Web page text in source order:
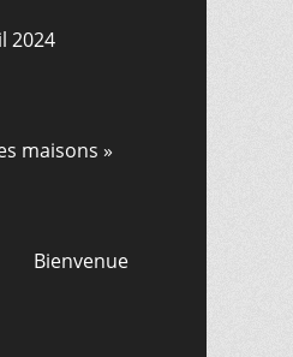
2024
maisons »
Bienvenue